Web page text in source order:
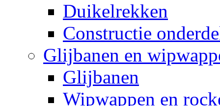
Duikelrekken
Constructie
Glijbanen en
Glijbanen
Wipwappen en